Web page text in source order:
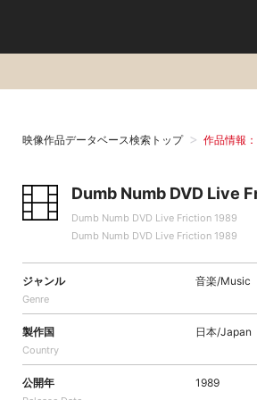
映像作品データベース検索トップ 作品情報
Dumb Numb DVD Live
Dumb Numb DVD Live Friction 1989
Dumb Numb DVD Live Friction 1989
ジャンル
Genre
音楽/Music
製作国
Country
日本/Japan
公開年 1989